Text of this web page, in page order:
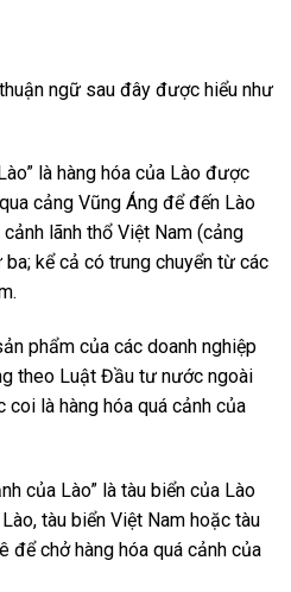
ngữ sau đây được hiểu như
là hàng hóa của Lào được
cảng Vũng Áng để đến Lào
lãnh thổ Việt Nam (cảng
kể cả có trung chuyển từ các
phẩm của các doanh nghiệp
theo Luật Đầu tư nước ngoài
là hàng hóa quá cảnh của
của Lào” là tàu biển của Lào
tàu biển Việt Nam hoặc tàu
để chở hàng hóa quá cảnh của